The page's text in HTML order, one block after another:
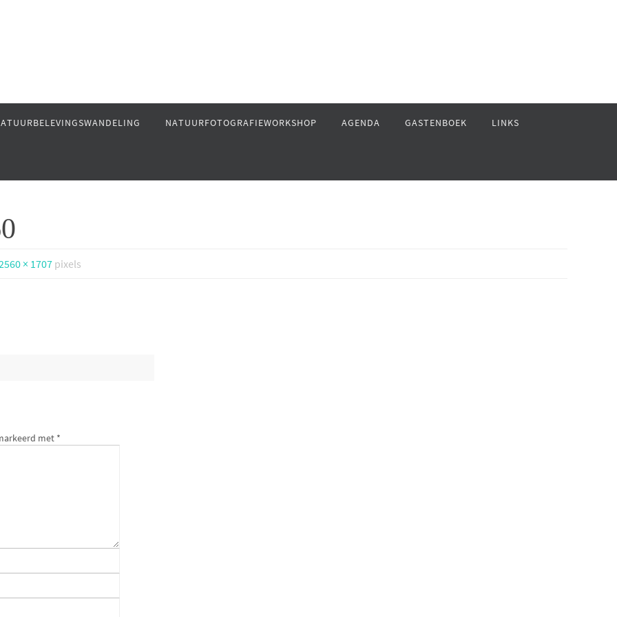
NATUURFOTOGRAFIEWORKSHOP AGENDA GASTENBOEK LINKS
× 1707pixels
met *